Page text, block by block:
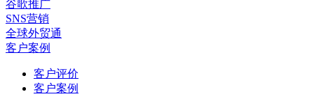
谷歌推广
SNS营销
全球外贸通
客户案例
客户评价
客户案例